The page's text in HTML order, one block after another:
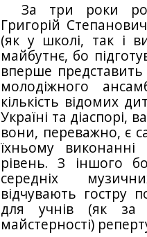
За три роки
Григорій
(як у школі, так і
майбутнє, бо
вперше
молодіжного
кількість відомих
Україні та діаспорі,
вони, переважно, є
їхньому
рівень. З іншого
середніх
відчувають гостру
для учнів (як за
майстерності)